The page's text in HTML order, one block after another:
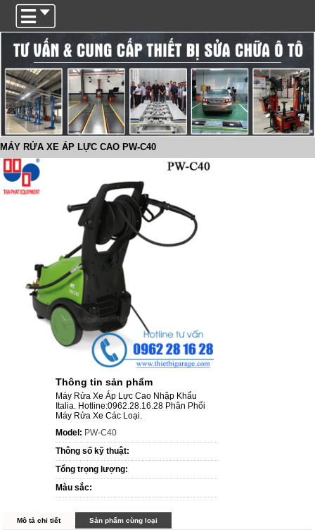
MÁY RỬA XE ÁP LỰC CAO PW-C40
Thông tin sản phẩm
Máy Rửa Xe Áp Lực Cao Nhập Khẩu
Italia. Hotline:0962.28.16.28 Phân Phối
Máy Rửa Xe Các Loại.
Model: PW-C40
Thông số kỹ thuật:
Tổng trọng lượng:
Màu sắc:
Mô tả chi tiết Sản phẩm cùng loại